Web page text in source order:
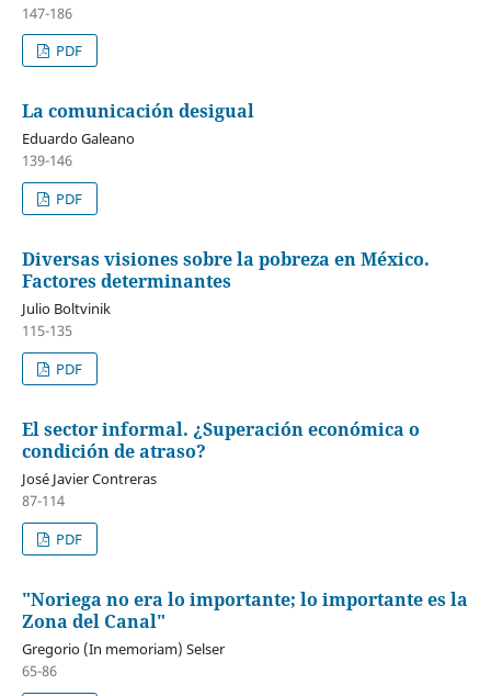
147-186
PDF
La comunicación desigual
Eduardo Galeano
139-146
PDF
Diversas visiones sobre la pobreza en México.
Factores determinantes
Julio Boltvinik
115-135
PDF
El sector informal. ¿Superación económica o
condición de atraso?
José Javier Contreras
87-114
PDF
"Noriega no era lo importante; lo importante es la
Zona del Canal"
Gregorio (In memoriam) Selser
65-86